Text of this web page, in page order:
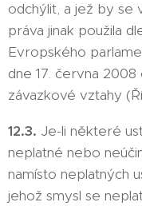
odchýlit, a jež by se
práva jinak použila
Evropského
dne 17. června
závazkové vztahy
12.3. Je-li některé
neplatné nebo
namísto neplatných
jehož smysl se